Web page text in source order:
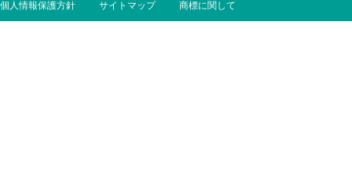
個人情報保護方針 サイトマップ 商標に関して